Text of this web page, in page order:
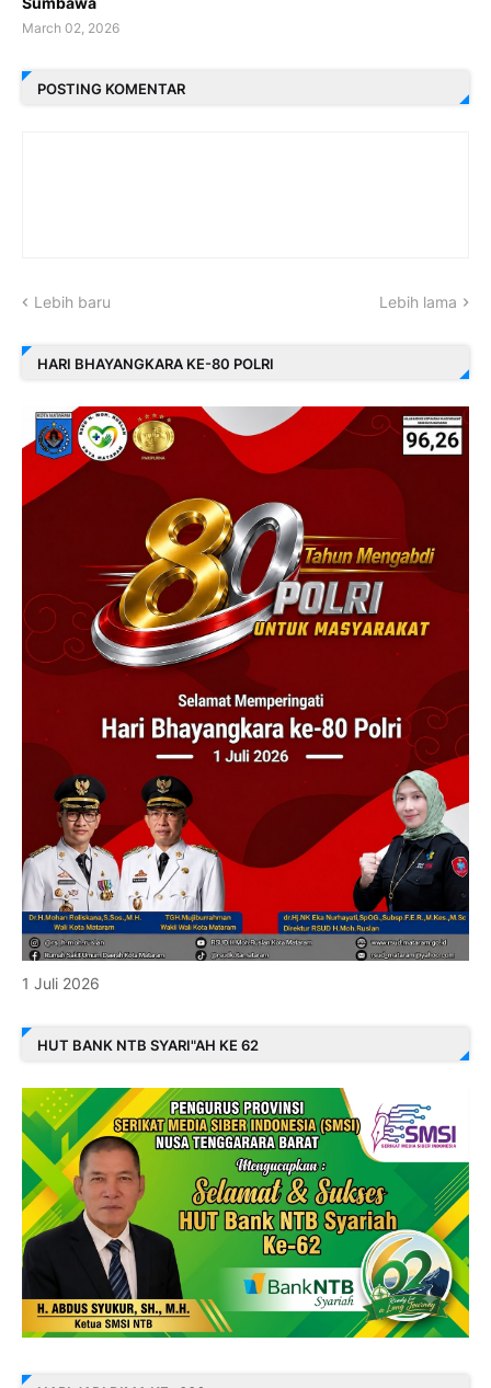
March 02, 2026
POSTING KOMENTAR
Lebih baru Lebih lama
HARI BHAYANGKARA KE-80 POLRI
1 Juli 2026
HUT BANK NTB SYARI"AH KE 62